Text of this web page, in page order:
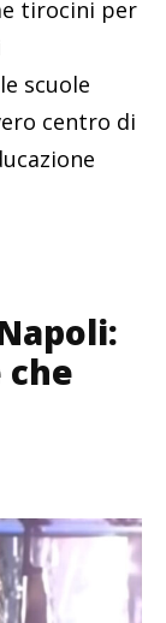
tirocini per
scuole
centro di